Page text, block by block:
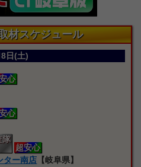
材スケジュール
日(土)
心
心
隊
超安心
ター南店 【岐阜県】